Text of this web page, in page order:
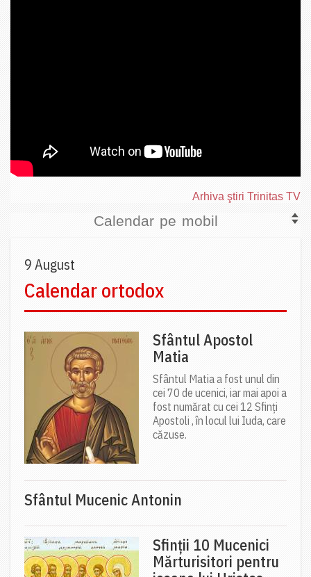
Arhiva ştiri Trinitas TV
Calendar pe mobil
9 August
Calendar ortodox
Sfântul Apostol
Matia
Sfântul Matia a fost unul din
cei 70 de ucenici, iar mai apoi a
fost numărat cu cei 12 Sfinți
Apostoli , în locul lui Iuda, care
căzuse.
Sfântul Mucenic Antonin
Sfinții 10 Mucenici
Mărturisitori pentru